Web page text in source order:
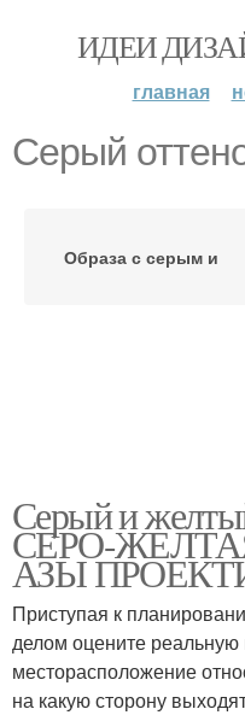
ИДЕИ
главная
Серый
Образа с серым и
Серый и
СЕРО-
АЗЫ
Приступая к
делом оцените
месторасположение
на какую сторону